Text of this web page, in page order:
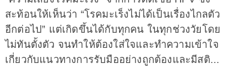
สะท้อนให้เห็นว่า “โรคมะเร็งไม่ได้เป็นเรื่องไกลตัว
อีกต่อไป” แต่เกิดขึ้นได้กับทุกคน ในทุกช่วงวัยโดย
ไม่ทันตั้งตัว จนทำให้ต้องใส่ใจและทำความเข้าใจ
เกี่ยวกับแนวทางการรับมืออย่างถูกต้องและมีสติ...